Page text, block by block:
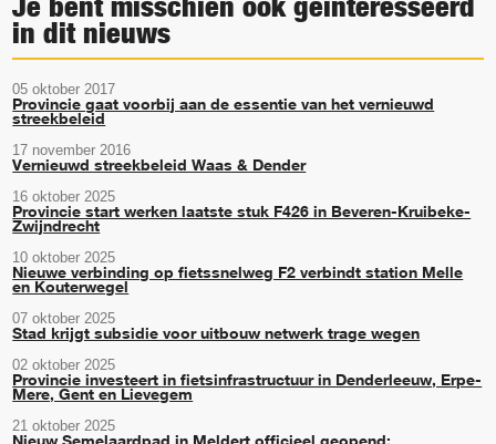
in dit nieuws
05 oktober 2017
Provincie gaat voorbij aan de essentie van het vernieuwd
streekbeleid
17 november 2016
Vernieuwd streekbeleid Waas & Dender
16 oktober 2025
Provincie start werken laatste stuk F426 in Beveren-Kruibeke-
Zwijndrecht
10 oktober 2025
Nieuwe verbinding op fietssnelweg F2 verbindt station Melle
en Kouterwegel
07 oktober 2025
Stad krijgt subsidie voor uitbouw netwerk trage wegen
02 oktober 2025
Provincie investeert in fietsinfrastructuur in Denderleeuw, Erpe-
Mere, Gent en Lievegem
21 oktober 2025